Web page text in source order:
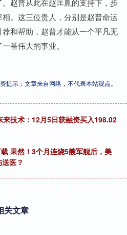
赵普从此在赵匡胤的支持下，步
。这三位贵人，分别是赵普命运
和帮助，赵普才能从一个平凡无
番伟大的事业。
提示：文章来自网络，不代表本站观点。
来技术：12月5日获融资买入198.02
果然！3个月连烧5艘军舰后，美
医？
关文章